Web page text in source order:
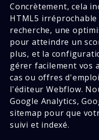
Concrètement, cela
HTML5
recherche, une
pour atteindre un
plus, et la
gérer facilement vos
cas ou offres
l'éditeur Webflow.
Google Analytics,
sitemap pour que
suivi et indexé.